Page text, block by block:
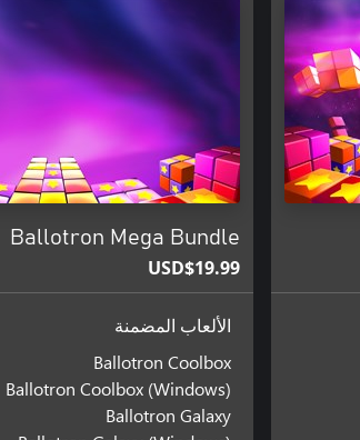
Ballotron Mega Bundle
USD$19.99
الألعاب المضمنة
Ballotron Coolbox
Ballotron Coolbox (Windows)
Ballotron Galaxy